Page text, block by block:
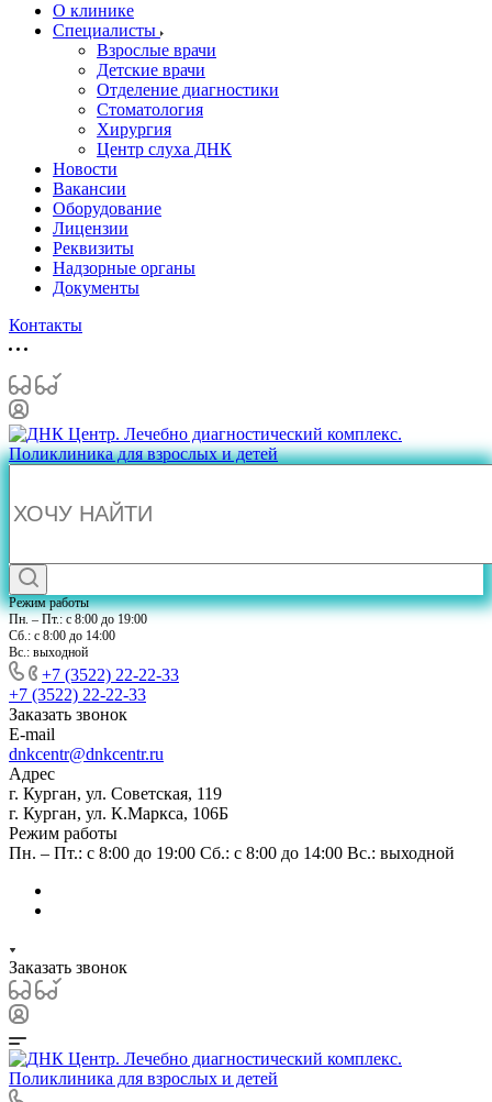
О клинике
Специалисты
Взрослые врачи
Детские врачи
Отделение диагностики
Стоматология
Хирургия
Центр слуха ДНК
Новости
Вакансии
Оборудование
Лицензии
Реквизиты
Надзорные органы
Документы
Контакты
Режим работы
Пн. – Пт.: с 8:00 до 19:00
Сб.: с 8:00 до 14:00
Вс.: выходной
+7 (3522) 22-22-33
+7 (3522) 22-22-33
Заказать звонок
E-mail
dnkcentr@dnkcentr.ru
Адрес
г. Курган, ул. Советская, 119
г. Курган, ул. К.Маркса, 106Б
Режим работы
Пн. – Пт.: с 8:00 до 19:00 Сб.: с 8:00 до 14:00 Вс.: выходной
Заказать звонок